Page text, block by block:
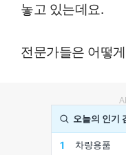
놓고 있는데요.
전문가들은 어떻